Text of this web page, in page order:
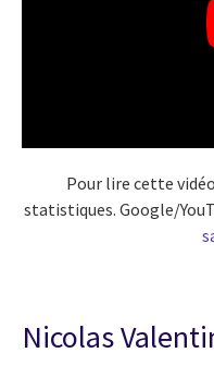
Pour lire cette
statistiques. Google/
Nicolas